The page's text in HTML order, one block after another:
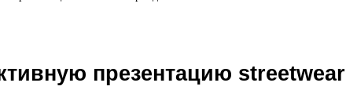
презентацию streetwear